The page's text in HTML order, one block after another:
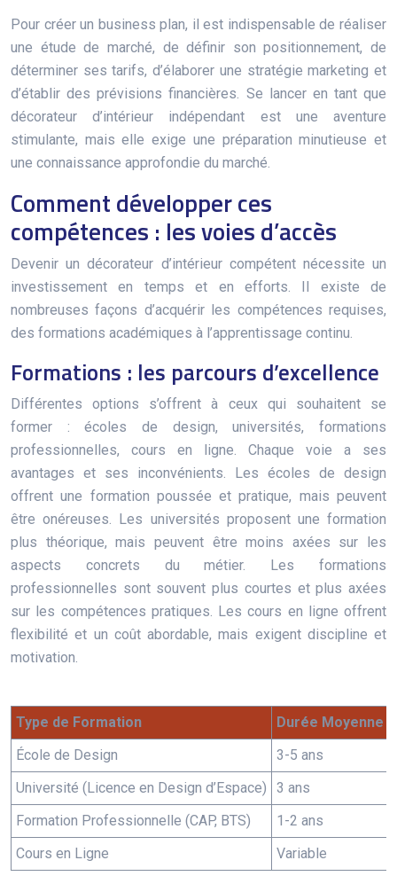
Pour créer un business plan, il est indispensable de réaliser
une étude de marché, de définir son positionnement, de
déterminer ses tarifs, d’élaborer une stratégie marketing et
d’établir des prévisions financières. Se lancer en tant que
décorateur d’intérieur indépendant est une aventure
stimulante, mais elle exige une préparation minutieuse et
une connaissance approfondie du marché.
Comment développer ces
compétences : les voies d’accès
Devenir un décorateur d’intérieur compétent nécessite un
investissement en temps et en efforts. Il existe de
nombreuses façons d’acquérir les compétences requises,
des formations académiques à l’apprentissage continu.
Formations : les parcours d’excellence
Différentes options s’offrent à ceux qui souhaitent se
former : écoles de design, universités, formations
professionnelles, cours en ligne. Chaque voie a ses
avantages et ses inconvénients. Les écoles de design
offrent une formation poussée et pratique, mais peuvent
être onéreuses. Les universités proposent une formation
plus théorique, mais peuvent être moins axées sur les
aspects concrets du métier. Les formations
professionnelles sont souvent plus courtes et plus axées
sur les compétences pratiques. Les cours en ligne offrent
flexibilité et un coût abordable, mais exigent discipline et
motivation.
Type de Formation Durée Moyenne
École de Design
3-5 ans
Université (Licence en Design d’Espace)
3 ans
Formation Professionnelle (CAP, BTS)
1-2 ans
Cours en Ligne
Variable